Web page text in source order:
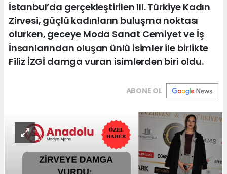
İstanbul’da gerçekleştirilen III. Türkiye Kadın
Zirvesi, güçlü kadınların buluşma noktası
olurken, geceye Moda Sanat Cemiyet ve İş
İnsanlarından oluşan ünlü isimler ile birlikte
Filiz İZGİ damga vuran isimlerden biri oldu.
ABONE OL